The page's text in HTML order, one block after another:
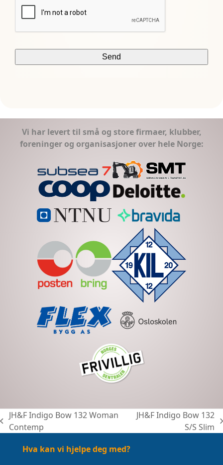
Vi har levert til små og store firmaer, klubber,
foreninger og organisasjoner over hele Norge:
previous
JH&F Indigo Bow 132 Woman
Contemp
JH&F Indigo Bow 132
S/S Slim
Hva kan vi hjelpe deg med?